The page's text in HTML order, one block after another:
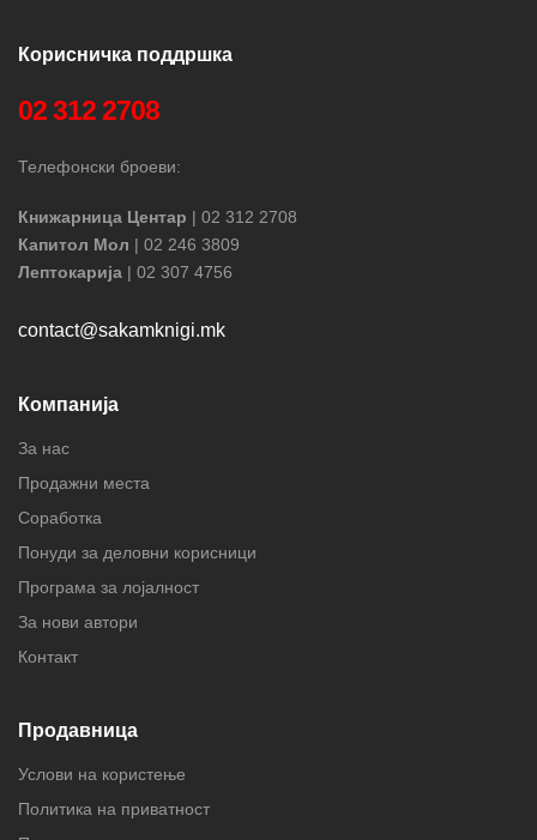
Корисничка поддршка
02 312 2708
Телефонски броеви:
Книжарница Центар | 02 312 2708
Капитол Мол | 02 246 3809
Лептокарија | 02 307 4756
contact@sakamknigi.mk
Компанија
За нас
Продажни места
Соработка
Понуди за деловни корисници
Програма за лојалност
За нови автори
Контакт
Продавница
Услови на користење
Политика на приватност